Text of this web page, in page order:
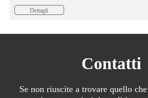
Dettagli
Contatti
Se non riuscite a trovare quello